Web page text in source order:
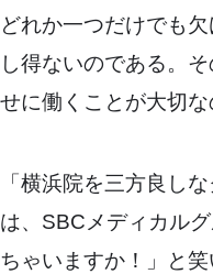
どれか一つだけでも
し得ないのである。
せに働くことが大切な
「横浜院を三方良し
は、SBCメディカル
ちゃいますか！」と